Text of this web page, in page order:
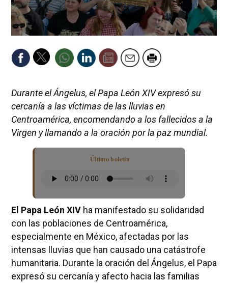
Durante el Ángelus, el Papa León XIV expresó su
cercanía a las víctimas de las lluvias en
Centroamérica, encomendando a los fallecidos a la
Virgen y llamando a la oración por la paz mundial.
Último boletín
El Papa León XIVha manifestado su solidaridad
con las poblaciones de Centroamérica,
especialmente en México, afectadas por las
intensas lluvias que han causado una catástrofe
humanitaria. Durante la oración del Ángelus, el Papa
expresó su cercanía y afecto hacia las familias